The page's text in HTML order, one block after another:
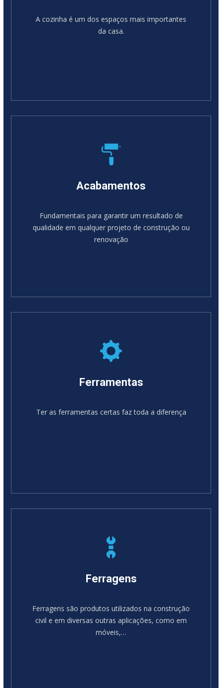
A cozinha é um dos espaços mais importantes
da casa.
Acabamentos
Fundamentais para garantir um resultado de
qualidade em qualquer projeto de construção ou
renovação
Ferramentas
Ter as ferramentas certas faz toda a diferença
Ferragens
Ferragens são produtos utilizados na construção
civil e em diversas outras aplicações, como em
móveis,…